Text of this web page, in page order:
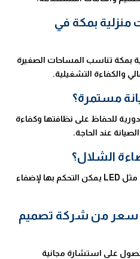
بمكة في
بمكة تناسب المساحات الصغيرة
والكفاءة التشغيلية.
مستمرة؟
للحفاظ على نظافتها وكفاءة
عند الحاجة.
الشلال؟
بالتأكيد، نوفر أنظمة إضاءة حديثة مثل LED يمكن التحكم بها لإضفاء
من شركة تصميم
على استشارة مجانية